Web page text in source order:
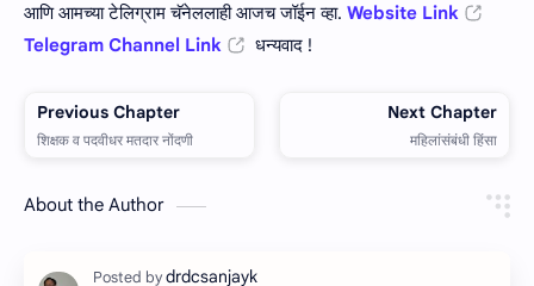
आणि आमच्या टेलिग्राम चॅनेललाही आजच जॉईन व्हा. Website Link
Telegram Channel Link
धन्यवाद !
About the Author